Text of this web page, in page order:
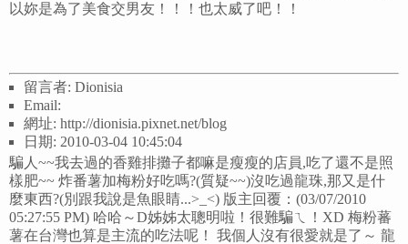
以妳是為了美食交男友！！！也太威了吧！！
留言者: Dionisia
Email:
網址: http://dionisia.pixnet.net/blog
日期: 2010-03-04 10:45:04
騙人~~我去過的香雞排攤子都嘛是瘦瘦的店員,吃了還不是照
樣肥~~ 炸番薯加梅粉好吃嗎?(質疑~~)沒吃過龍珠,那又是什
麼東西?(別跟我說是魚眼睛...>_<) 版主回覆：(03/07/2010
05:27:55 PM) 哈哈～D姊姊太聰明啦！很難騙ㄟ！XD 梅粉蕃
薯在台灣也算是主流的吃法呢！ 我個人沒有很愛就是了～ 龍